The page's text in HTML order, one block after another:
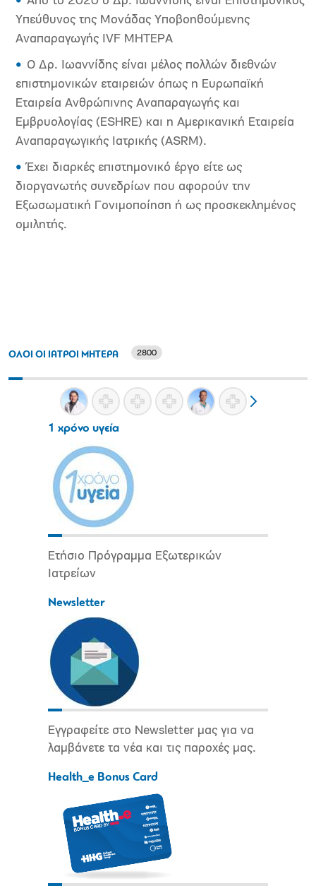
Υπεύθυνος της Μονάδας Υποβοηθούμενης
Αναπαραγωγής ΙVF ΜΗΤΕΡΑ
Ο Δρ. Ιωαννίδης είναι μέλος πολλών διεθνών
επιστημονικών εταιρειών όπως η Ευρωπαϊκή
Εταιρεία Ανθρώπινης Αναπαραγωγής και
Εμβρυολογίας (ESHRE) και η Αμερικανική Εταιρεία
Αναπαραγωγικής Ιατρικής (ASRM).
Έχει διαρκές επιστημονικό έργο είτε ως
διοργανωτής συνεδρίων που αφορούν την
Εξωσωματική Γονιμοποίηση ή ως προσκεκλημένος
ομιλητής.
ΟΛΟΙ ΟΙ ΙΑΤΡΟΙ ΜΗΤΕΡΑ 2800
1 χρόνο υγεία
Ετήσιο Πρόγραμμα Εξωτερικών
Ιατρείων
Newsletter
Εγγραφείτε στο Newsletter μας για να
λαμβάνετε τα νέα και τις παροχές μας.
Health_e Bonus Card